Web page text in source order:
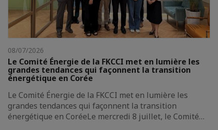
08/07/2026
Le Comité Énergie de la FKCCI met en lumière les
grandes tendances qui façonnent la transition
énergétique en Corée
Le Comité Énergie de la FKCCI met en lumière les
grandes tendances qui façonnent la transition
énergétique en CoréeLe mercredi 8 juillet, le Comité…